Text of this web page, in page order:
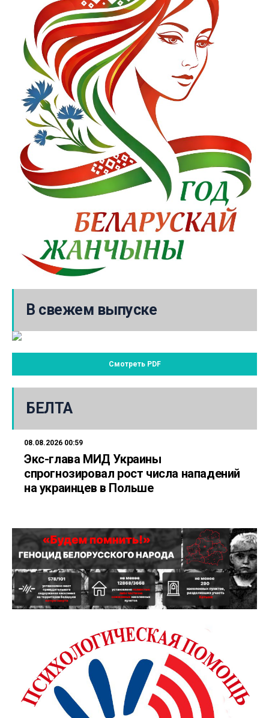
В свежем выпуске
Смотреть PDF
БЕЛТА
08.08.2026 00:59
Экс-глава МИД Украины
спрогнозировал рост числа нападений
на украинцев в Польше